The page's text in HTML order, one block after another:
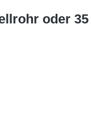
oder